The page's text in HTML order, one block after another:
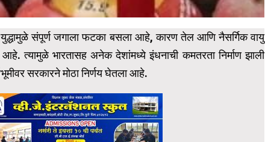
युद्धामुळे संपूर्ण जगाला फटका बसला आहे, कारण तेल आणि नैसर्गिक वायु
त्यामुळे भारतासह अनेक देशांमध्ये इंधनाची कमतरता निर्माण झाली
सरकारने मोठा निर्णय घेतला आहे.